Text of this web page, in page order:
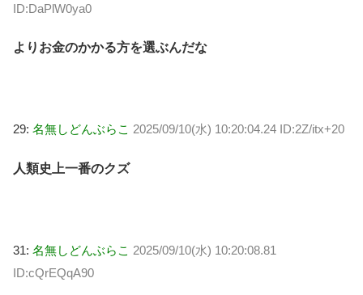
ID:DaPlW0ya0
よりお金のかかる方を選ぶんだな
29: 名無しどんぶらこ 2025/09/10(水) 10:20:04.24 ID:2Z/itx+20
人類史上一番のクズ
31: 名無しどんぶらこ 2025/09/10(水) 10:20:08.81
ID:cQrEQqA90